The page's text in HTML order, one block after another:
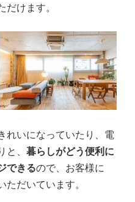
だけます。
れいになっていたり、電
と、 暮らしがどう便利に
できるので、お客様に
ただいています。